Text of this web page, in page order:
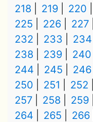
218
219 220
225
226 227
232
233 234
238
239 240
244
245 246
250
251 252
257
258 259
264
265 266